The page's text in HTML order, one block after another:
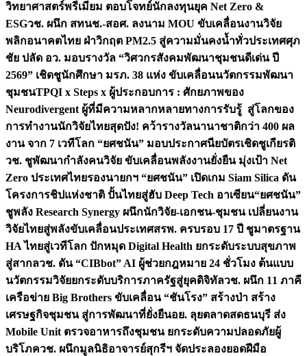
วิทยาศาสตร์พรีเมียม ตอบโจทย์นักลงทุนยุค Net Zero &
ESGวช. ผนึก สทนช.-สอศ. ลงนาม MOU ขับเคลื่อนงานวิจัย
พลิกอนาคตไทย ฝ่าวิกฤต PM2.5 สู่ความมั่นคงน้ำทั่วประเทศศุภ
ชัย ปลัด อว. มอบรางวัล “วิศวกรสังคมพัฒนาชุมชนดีเด่น ปี
2569” เชิดชูนักศึกษา มรภ. 38 แห่ง ขับเคลื่อนนวัตกรรมพัฒนา
ชุมชนTPQI x Steps x ผู้ประกอบการ : ศักยภาพของ
Neurodivergent ผู้ที่มีความหลากหลายทางการรับรู้ สู่โลกของ
การทำงานนักวิจัยไทยสุดปัง! คว้ารางวัลนานาชาติกว่า 400 ผล
งาน จาก 7 เวทีโลก “ยศชนัน” มอบประกาศนียบัตรเชิดชูเกียรติ
วช. ชูพัฒนากำลังคนวิจัย ขับเคลื่อนพลังงานยั่งยืน มุ่งเป้า Net
Zero ประเทศไทยรองนายกฯ “ยศชนัน” เปิดเกม Siam Silica ดัน
โครงการชิปแห่งชาติ ปั้นไทยสู่ฮับ Deep Tech อาเซียน“ยศชนัน”
ชูพลัง Research Synergy ผนึกนักวิจัย-เอกชน-ชุมชน เปลี่ยนงาน
วิจัยไทยสู่พลังขับเคลื่อนประเทศสรพ. ครบรอบ 17 ปี ชูมาตรฐาน
HA ไทยสู่เวทีโลก ปักหมุด Digital Health ยกระดับระบบสุขภาพ
สู่สากลวช. ดัน “CIBbot” AI ผู้ช่วยกฎหมาย 24 ชั่วโมง ต้นแบบ
นวัตกรรมวิจัยยกระดับบริการภาครัฐสู่ยุคดิจิทัลวช. ผนึก 11 ภาคี
เครือข่าย Big Brothers ขับเคลื่อน “ชันโรง” สร้างป่า สร้าง
เศรษฐกิจชุมชน สู่การพัฒนาที่ยั่งยืนอย. ลุยตลาดสดธนบุรี ส่ง
Mobile Unit ตรวจอาหารถึงชุมชน ยกระดับความปลอดภัยผู้
บริโภควช. ผนึกมูลนิธิอาจารย์สุกรีฯ จัดประลองยอดฝีมือ